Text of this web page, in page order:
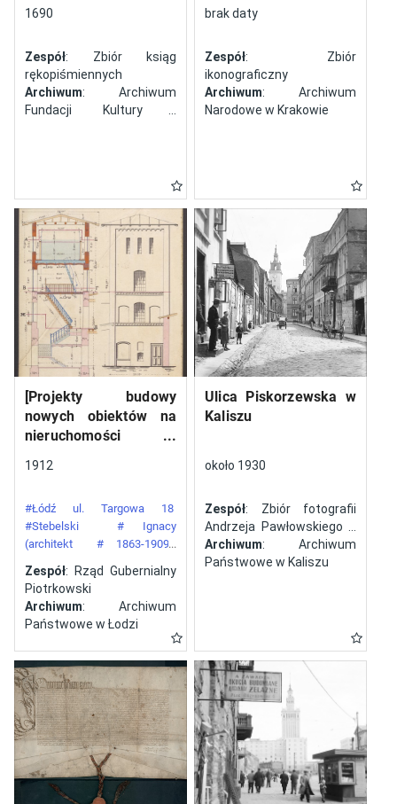
1690
Zespół: Zbiór ksiąg
rękopiśmiennych
Archiwum: Archiwum
Fundacji Kultury i
brak daty
Zespół: Zbiór
ikonograficzny
Archiwum: Archiwum
Narodowe w Krakowie
[Projekty budowy
nowych obiektów na
nieruchomości
numerem 34 przy ulicy
Łodzi]
1912
#Łódź ul. Targowa 18
#Stebelski
# Ignacy
(architekt
# 1863-1909)
Zespół: Rząd Gubernialny
Piotrkowski
Archiwum: Archiwum
Państwowe w Łodzi
Ulica Piskorzewska w
Kaliszu
około 1930
Zespół: Zbiór fotografii
Andrzeja Pawłowskiego z
Kalisza
Archiwum: Archiwum
Państwowe w Kaliszu